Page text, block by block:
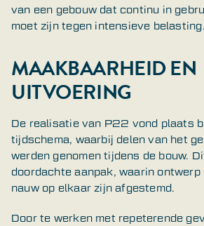
van een gebouw dat continu in
moet zijn tegen intensieve belasting.
MAAKBAARHEID EN
UITVOERING
De realisatie van P22 vond plaats
tijdschema, waarbij delen van het
werden genomen tijdens de bouw.
doordachte aanpak, waarin
nauw op elkaar zijn afgestemd.
Door te werken met repeterende